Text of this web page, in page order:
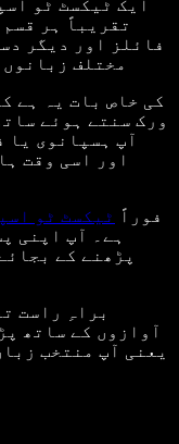
تقریباً ہر
مختلف
ورک سنتے ہوئے
آپ ہسپانوی یا
اور اسی وقت
Speechify فوراً ٹیکسٹ ٹو
ہے۔ آپ اپنی
پڑھنے کے
یعنی آپ منتخب